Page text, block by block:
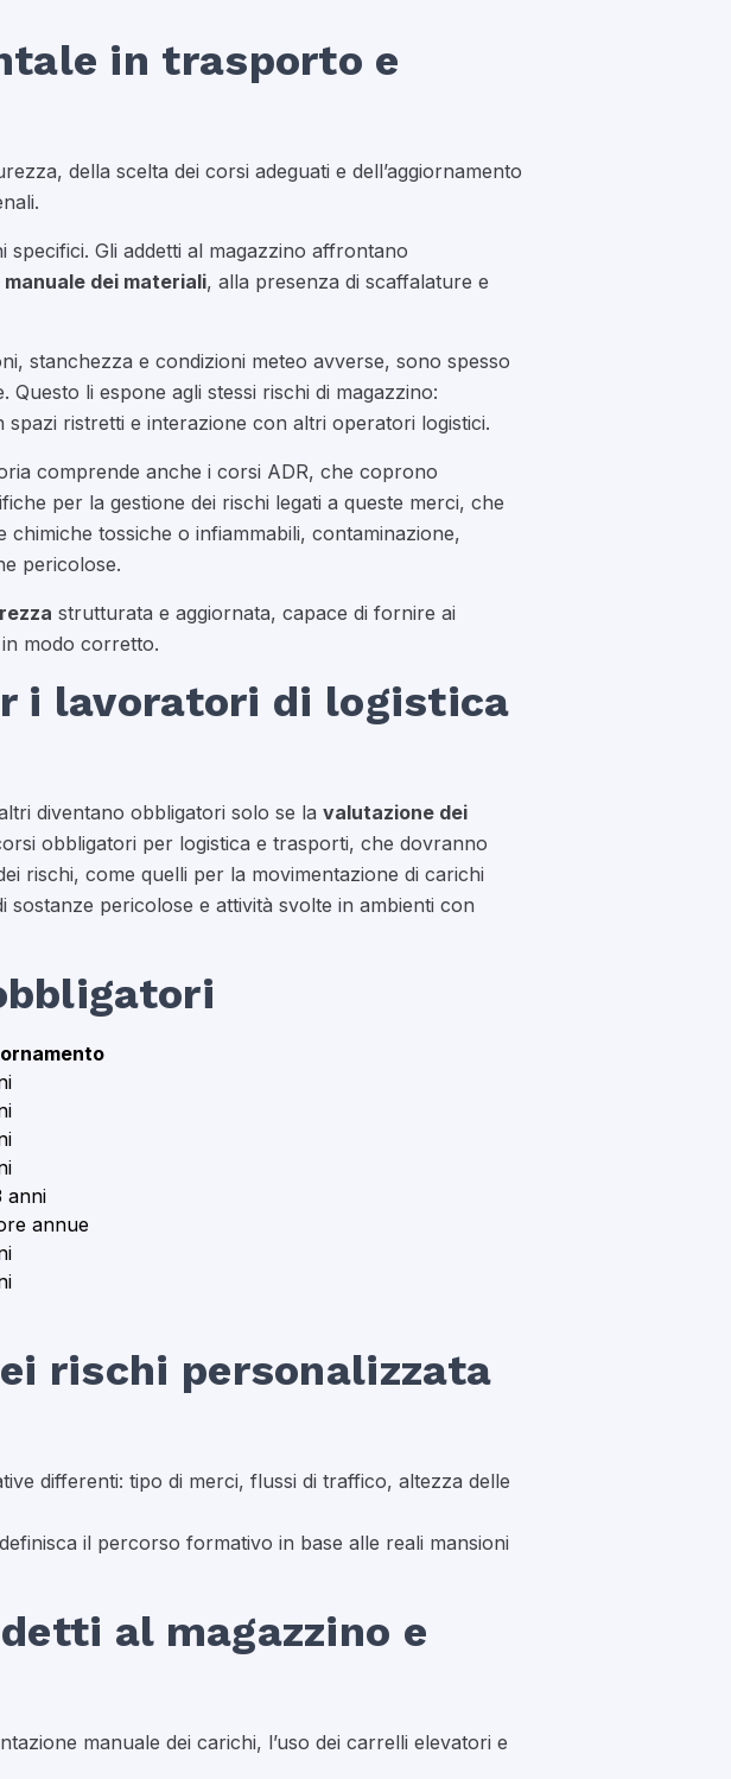
in trasporto e
della scelta dei corsi adeguati e dell’aggiornamento
Gli addetti al magazzino affrontano
dei materiali, alla presenza di scaffalature e
stanchezza e condizioni meteo avverse, sono spesso
Questo li espone agli stessi rischi di magazzino:
ristretti e interazione con altri operatori logistici.
comprende anche i corsi ADR, che coprono
per la gestione dei rischi legati a queste merci, che
tossiche o infiammabili, contaminazione,
pericolose.
strutturata e aggiornata, capace di fornire ai
modo corretto.
i lavoratori di logistica
diventano obbligatori solo se la valutazione dei
obbligatori per logistica e trasporti, che dovranno
rischi, come quelli per la movimentazione di carichi
pericolose e attività svolte in ambienti con
anni
annue
rischi personalizzata
differenti: tipo di merci, flussi di traffico, altezza delle
il percorso formativo in base alle reali mansioni
al magazzino e
manuale dei carichi, l’uso dei carrelli elevatori e